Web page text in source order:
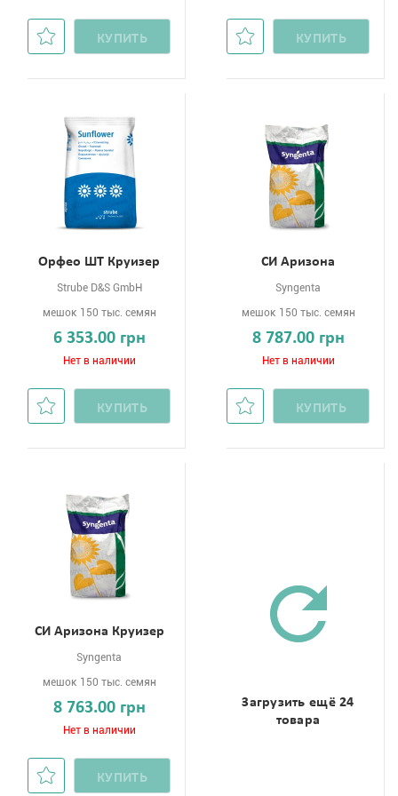
КУПИТЬ КУПИТЬ
Орфео ШТ Круизер
Strube D&S GmbH
мешок 150 тыс. семян
6 353.00 грн
Нет в наличии
КУПИТЬ
СИ Аризона
Syngenta
мешок 150 тыс. семян
8 787.00 грн
Нет в наличии
КУПИТЬ
СИ Аризона Круизер
Syngenta
мешок 150 тыс. семян
8 763.00 грн
Нет в наличии
КУПИТЬ
Загрузить ещё 24
товара